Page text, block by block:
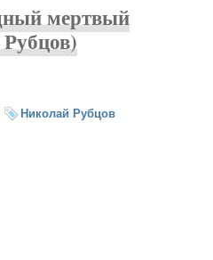
мертвый
Николай Рубцов